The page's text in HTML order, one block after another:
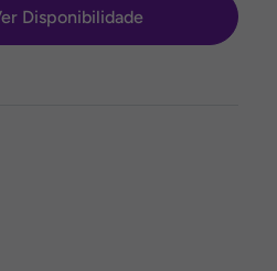
Disponibilidade